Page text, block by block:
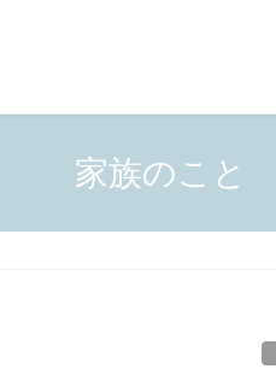
家族のこと